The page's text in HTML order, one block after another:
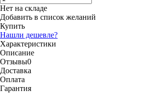
Нет на складе
Добавить в список желаний
Купить
Нашли дешевле?
Характеристики
Описание
Отзывы0
Доставка
Оплата
Гарантия